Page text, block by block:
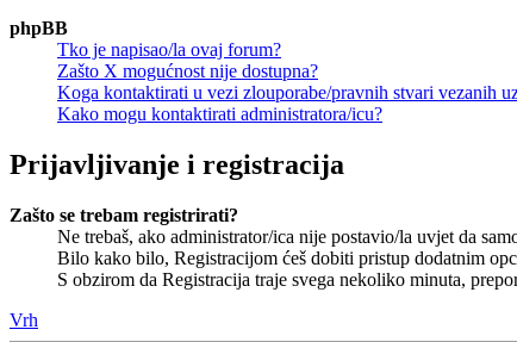
phpBB
Tko je napisao/la ovaj forum?
Zašto X mogućnost nije dostupna?
Koga kontaktirati u vezi zlouporabe/pravnih stvari vezanih
Kako mogu kontaktirati administratora/icu?
Prijavljivanje i registracija
Zašto se trebam registrirati?
Ne trebaš, ako administrator/ica nije postavio/la uvjet da
Bilo kako bilo, Registracijom ćeš dobiti pristup dodatnim
S obzirom da Registracija traje svega nekoliko minuta,
Vrh